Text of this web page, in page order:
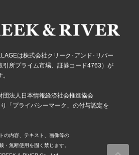
は株式会社クリーク･アンド･リバー
引所プライム市場、証券コード4763）が
団法人日本情報経済社会推進協会
り「プライバシーマーク」の付与認定を
の内容、テキスト、画像等の
・無断使用を固く禁じます。